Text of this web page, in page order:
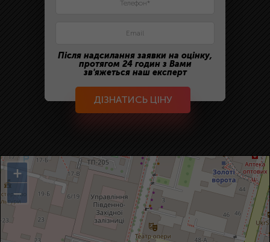
Після надсилання заявки на оцінку,
протягом 24 годин з Вами
зв'яжеться наш експерт
ДІЗНАТИСЬ ЦІНУ
+
−